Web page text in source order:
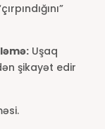
Uşaq
şikayət edir